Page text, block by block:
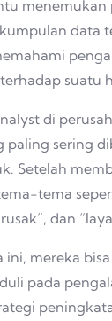
menemukan
data
suatu
di
paling sering
Setelah
tema
dan
ini, mereka
pada